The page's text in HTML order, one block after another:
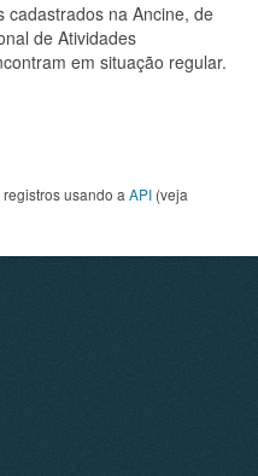
cadastrados na Ancine, de
de Atividades
em situação regular.
usando a API (veja